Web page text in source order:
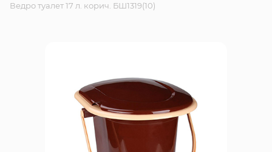
Ведро туалет 17 л. корич. БШ1319(10)